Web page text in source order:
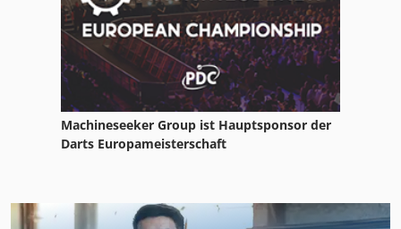
Machineseeker Group ist Hauptsponsor der
Darts Europameisterschaft